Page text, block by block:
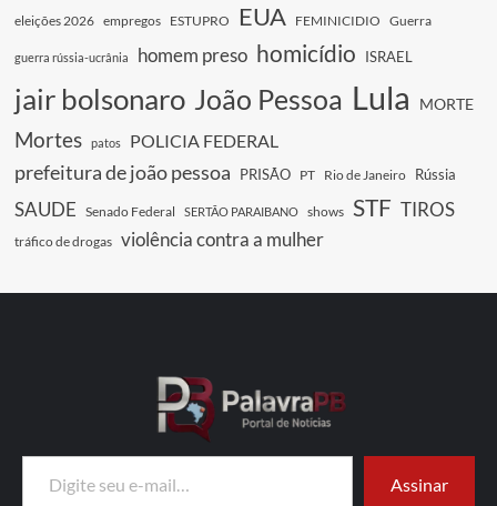
eleições 2026 empregos ESTUPRO EUA FEMINICIDIO Guerra
guerra rússia-ucrânia homem preso homicídio ISRAEL
jair bolsonaro João Pessoa Lula MORTE
Mortes patos POLICIA FEDERAL
prefeitura de joão pessoa PRISÃO PT Rio de Janeiro Rússia
SAUDE Senado Federal SERTÃO PARAIBANO shows STF TIROS
tráfico de drogas violência contra a mulher
Digite seu e-mail…
Assinar